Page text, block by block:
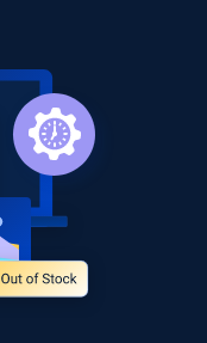
Initial
count, and
Commencer